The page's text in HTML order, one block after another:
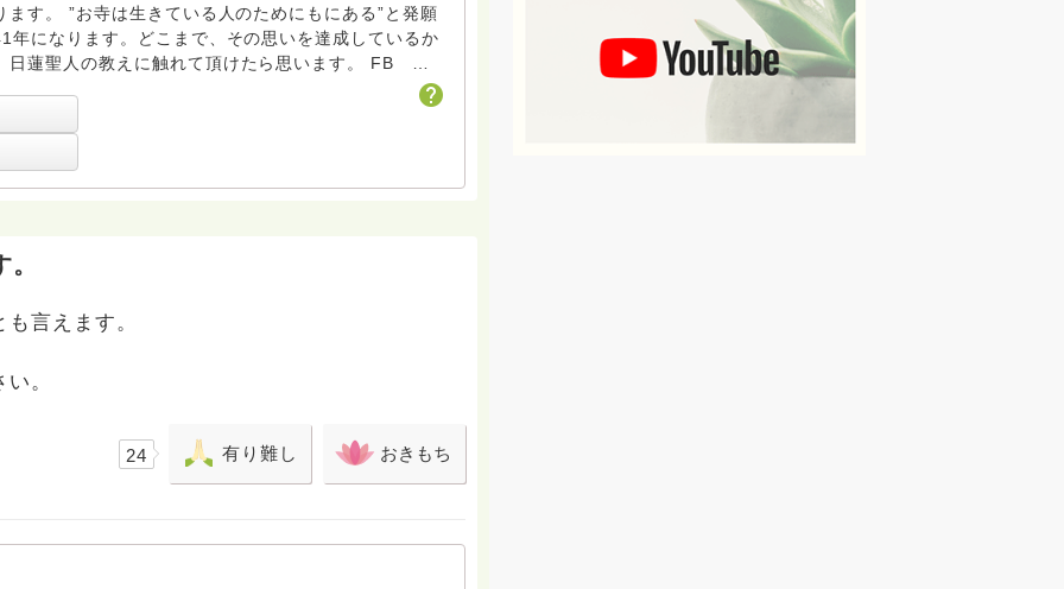
す。 ”お寺は生きている人のためにもにある”と発願
年になります。どこまで、その思いを達成しているか
蓮聖人の教えに触れて頂けたら思います。 FB
蓮宗ポータブルサイト内
houenji/
言えます。
。
24 有り難し おきもち